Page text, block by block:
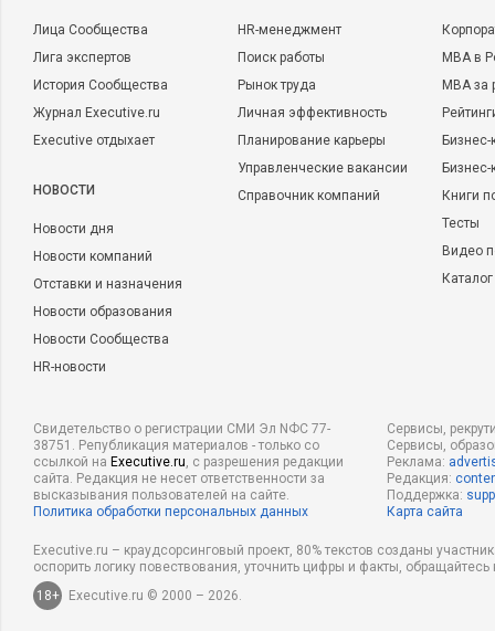
Лица Сообщества
Лига экспертов
История Сообщества
Журнал Executive.ru
Executive отдыхает
НОВОСТИ
Новости дня
Новости компаний
Отставки и назначения
Новости образования
Новости Сообщества
HR-новости
HR-менеджмент
Поиск работы
Рынок труда
Личная эффективность
Планирование карьеры
Управленческие вакансии
Справочник компаний
MBA в
MBA
Бизнес-
Книги
Тесты
Видео
Свидетельство о регистрации СМИ Эл NФС 77-
38751. Републикация материалов - только со
ссылкой на Executive.ru, с разрешения редакции
сайта. Редакция не несет ответственности за
высказывания пользователей на сайте.
Политика обработки персональных данных
Сервисы,
Сервисы,
Реклама:
Редакция:
Поддержка:
Карта сайта
Executive.ru – краудсорсинговый проект, 80% текстов созданы
оспорить логику повествования, уточнить цифры и факты,
18+
Executive.ru © 2000 – 2026.